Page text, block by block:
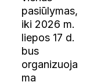
pasiūlymas,
iki 2026 m.
liepos 17 d.
bus
organizuoja
ma